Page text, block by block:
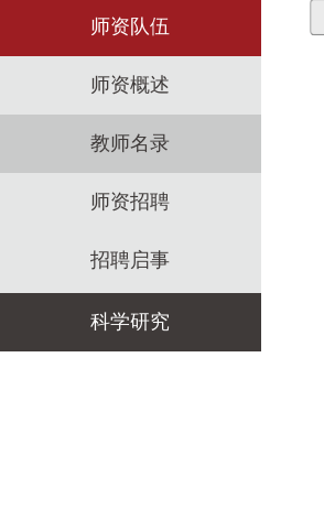
师资队伍
师资概述
教师名录
师资招聘
招聘启事
科学研究